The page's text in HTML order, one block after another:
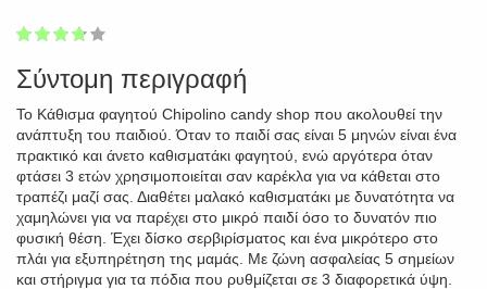
1
2
3
4
5
Σύντομη περιγραφή
Το Κάθισμα φαγητού Chipolino candy shop που ακολουθεί την
ανάπτυξη του παιδιού. Όταν το παιδί σας είναι 5 μηνών είναι ένα
πρακτικό και άνετο καθισματάκι φαγητού, ενώ αργότερα όταν
φτάσει 3 ετών χρησιμοποιείται σαν καρέκλα για να κάθεται στο
τραπέζι μαζί σας. Διαθέτει μαλακό καθισματάκι με δυνατότητα να
χαμηλώνει για να παρέχει στο μικρό παιδί όσο το δυνατόν πιο
φυσική θέση. Έχει δίσκο σερβιρίσματος και ένα μικρότερο στο
πλάι για εξυπηρέτηση της μαμάς. Με ζώνη ασφαλείας 5 σημείων
και στήριγμα για τα πόδια που ρυθμίζεται σε 3 διαφορετικά ύψη.